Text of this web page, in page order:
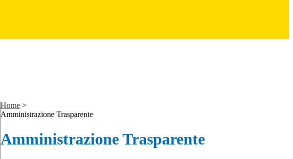
Home >
Amministrazione Trasparente
Amministrazione Trasparente